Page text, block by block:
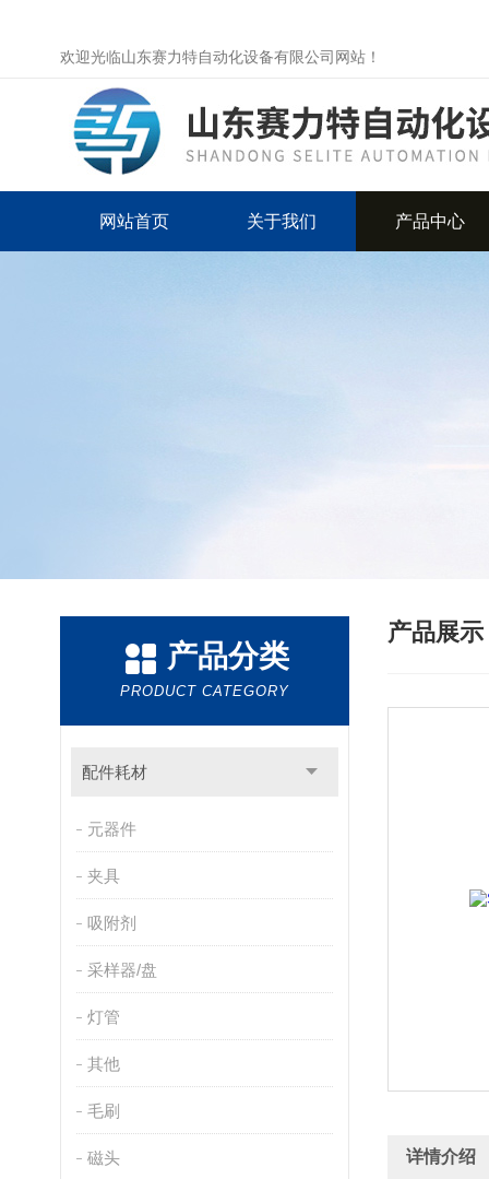
欢迎光临山东赛力特自动化设备有限公司网站！
网站首页 关于我们 产品中心
产品分类
PRODUCT CATEGORY
配件耗材
元器件
夹具
吸附剂
采样器/盘
灯管
其他
毛刷
磁头
产品展示
详情介绍